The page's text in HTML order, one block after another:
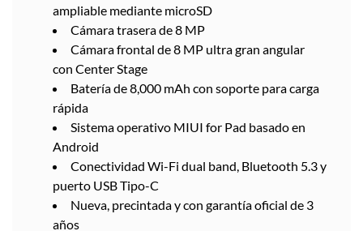
ampliable mediante microSD
Cámara trasera de 8 MP
Cámara frontal de 8 MP ultra gran angular
con Center Stage
Batería de 8,000 mAh con soporte para carga
rápida
Sistema operativo MIUI for Pad basado en
Android
Conectividad Wi-Fi dual band, Bluetooth 5.3 y
puerto USB Tipo-C
Nueva, precintada y con garantía oficial de 3
años